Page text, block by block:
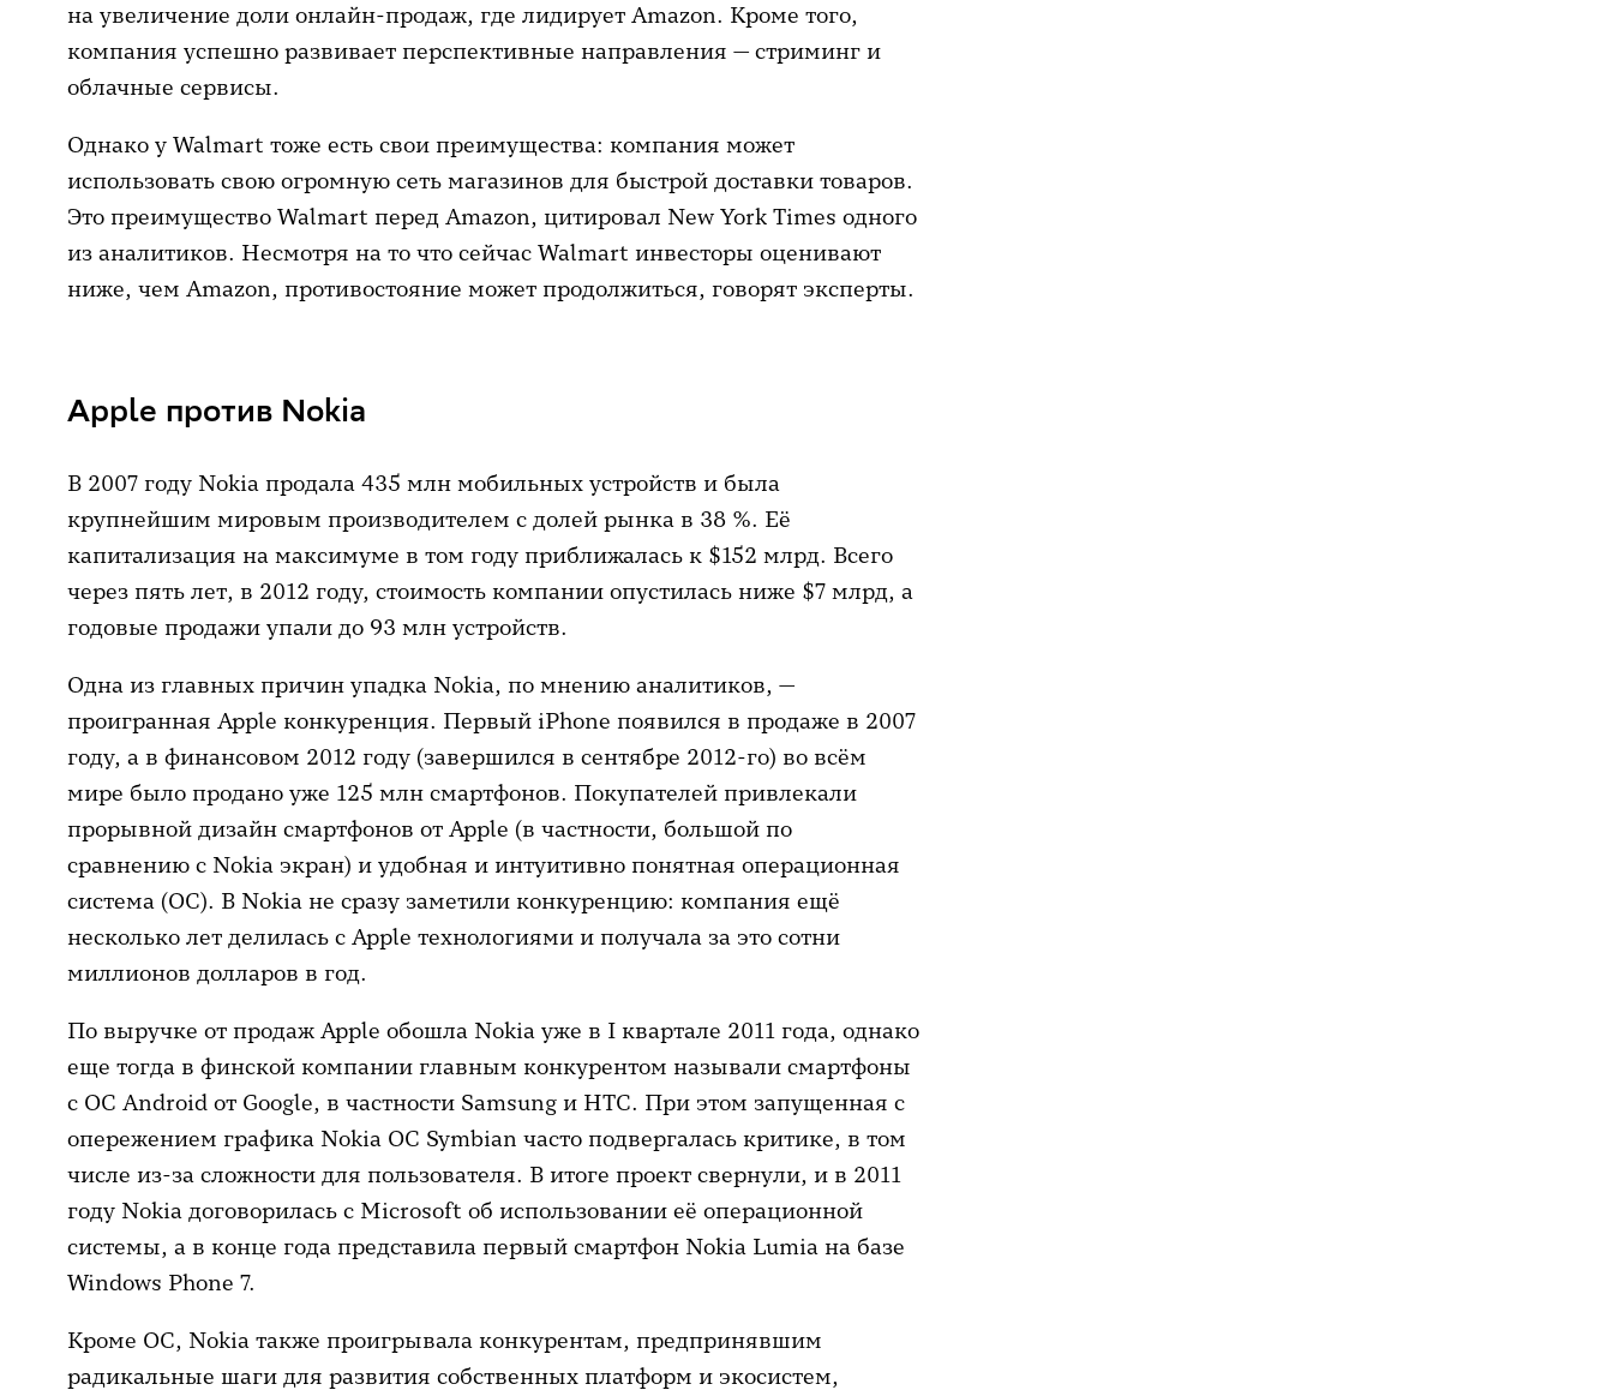
на увеличение доли онлайн-продаж, где лидирует Amazon. Кроме того,
компания успешно развивает перспективные направления — стриминг и
облачные сервисы.
Однако у Walmart тоже есть свои преимущества: компания может
использовать свою огромную сеть магазинов для быстрой доставки товаров.
Это преимущество Walmart перед Amazon, цитировал New York Times одного
из аналитиков. Несмотря на то что сейчас Walmart инвесторы оценивают
ниже, чем Amazon, противостояние может продолжиться, говорят эксперты.
Apple против Nokia
В 2007 году Nokia продала 435 млн мобильных устройств и была
крупнейшим мировым производителем с долей рынка в 38 %. Её
капитализация на максимуме в том году приближалась к $152 млрд. Всего
через пять лет, в 2012 году, стоимость компании опустилась ниже $7 млрд, а
годовые продажи упали до 93 млн устройств.
Одна из главных причин упадка Nokia, по мнению аналитиков, —
проигранная Apple конкуренция. Первый iPhone появился в продаже в 2007
году, а в финансовом 2012 году (завершился в сентябре 2012-го) во всём
мире было продано уже 125 млн смартфонов. Покупателей привлекали
прорывной дизайн смартфонов от Apple (в частности, большой по
сравнению с Nokia экран) и удобная и интуитивно понятная операционная
система (ОС). В Nokia не сразу заметили конкуренцию: компания ещё
несколько лет делилась с Apple технологиями и получала за это сотни
миллионов долларов в год.
По выручке от продаж Apple обошла Nokia уже в I квартале 2011 года, однако
еще тогда в финской компании главным конкурентом называли смартфоны
с OC Android от Google, в частности Samsung и HTC. При этом запущенная с
опережением графика Nokia ОС Symbian часто подвергалась критике, в том
числе из-за сложности для пользователя. В итоге проект свернули, и в 2011
году Nokia договорилась с Microsoft об использовании её операционной
системы, а в конце года представила первый смартфон Nokia Lumia на базе
Windows Phone 7.
Кроме ОС, Nokia также проигрывала конкурентам, предпринявшим
радикальные шаги для развития собственных платформ и экосистем,